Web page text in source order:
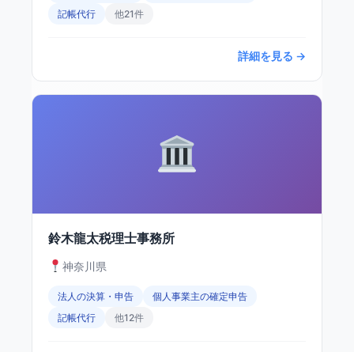
記帳代行
他21件
詳細を見る →
鈴木龍太税理士事務所
神奈川県
法人の決算・申告
個人事業主の確定申告
記帳代行
他12件